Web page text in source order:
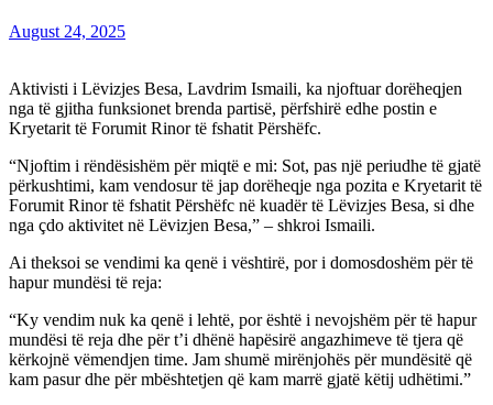
August 24, 2025
Aktivisti i Lëvizjes Besa, Lavdrim Ismaili, ka njoftuar dorëheqjen
nga të gjitha funksionet brenda partisë, përfshirë edhe postin e
Kryetarit të Forumit Rinor të fshatit Përshëfc.
“Njoftim i rëndësishëm për miqtë e mi: Sot, pas një periudhe të gjatë
përkushtimi, kam vendosur të jap dorëheqje nga pozita e Kryetarit të
Forumit Rinor të fshatit Përshëfc në kuadër të Lëvizjes Besa, si dhe
nga çdo aktivitet në Lëvizjen Besa,” – shkroi Ismaili.
Ai theksoi se vendimi ka qenë i vështirë, por i domosdoshëm për të
hapur mundësi të reja:
“Ky vendim nuk ka qenë i lehtë, por është i nevojshëm për të hapur
mundësi të reja dhe për t’i dhënë hapësirë angazhimeve të tjera që
kërkojnë vëmendjen time. Jam shumë mirënjohës për mundësitë që
kam pasur dhe për mbështetjen që kam marrë gjatë këtij udhëtimi.”